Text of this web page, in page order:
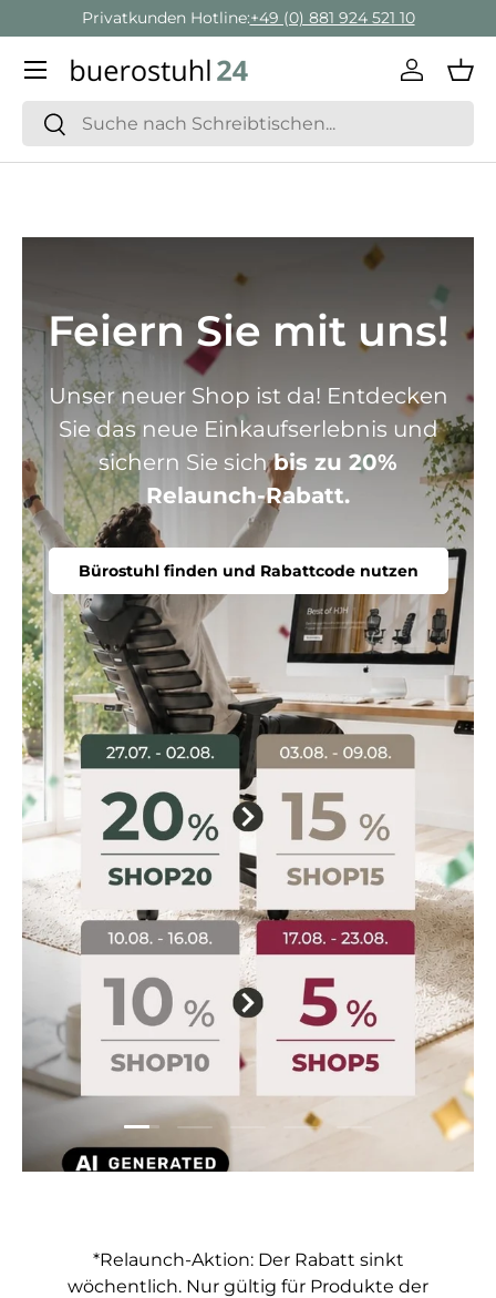
Direkt zum Inhalt
Geschäftskunden Beratung:+ 49 (0) 881 924 521 22
Suchen
Suchen
Menü
Feiern Sie mit uns!
Unser neuer Shop ist da! Entdecken
Sie das neue Einkaufserlebnis und
sichern Sie sichbis zu 20%
Relaunch-Rabatt.
Bürostuhl finden und Rabattcode nutzen
Folie laden 1 von 5
Folie laden 2 von 5
Folie laden 3 von 5
Folie laden 4 von 5
Folie laden 5
*Relaunch-Aktion: Der Rabatt sinkt
wöchentlich. Nur gültig für Produkte der